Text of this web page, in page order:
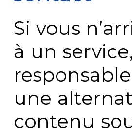
Si vous
à un
une
contenu